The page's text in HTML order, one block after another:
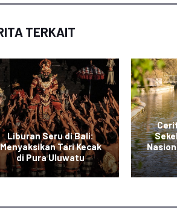
TERKAIT
Liburan Seru di Bali:
Menyaksikan Tari Kecak
di Pura Uluwatu